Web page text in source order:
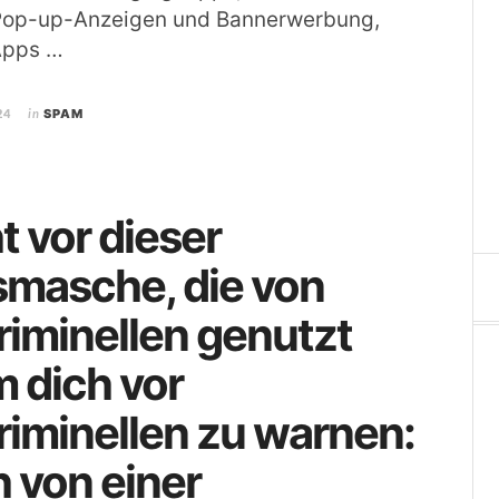
up-Anzeigen und Bannerwerbung,
…
in SPAM
vor dieser
die von
genutzt
dich vor
zu warnen:
von einer